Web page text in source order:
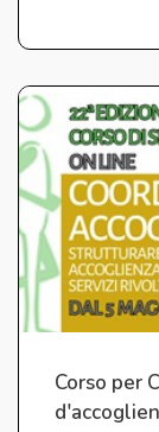
Corso per